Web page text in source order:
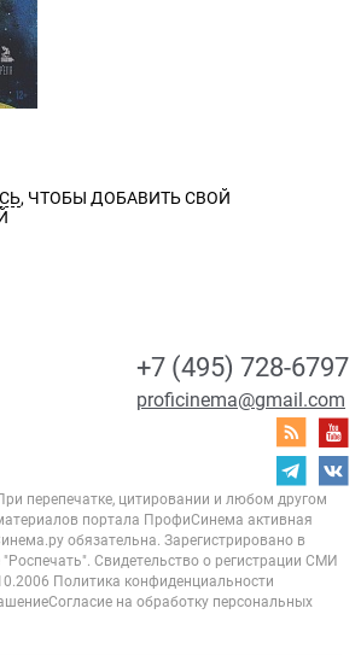
, ЧТОБЫ ДОБАВИТЬ СВОЙ
+7 (495) 728-6797
proficinema@gmail.com
перепечатке, цитировании и любом другом
портала ПрофиСинема активная
обязательна. Зарегистрировано в
Свидетельство о регистрации СМИ
Политика конфиденциальности
Согласие на обработку персональных